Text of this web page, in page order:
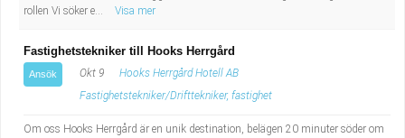
rollen Vi söker e...
Visa mer
Fastighetstekniker till Hooks Herrgård
Ansök Okt 9
Hooks Herrgård Hotell AB
Fastighetstekniker/Drifttekniker, fastighet
Om oss Hooks Herrgård är en unik destination, belägen 20 minuter söder om